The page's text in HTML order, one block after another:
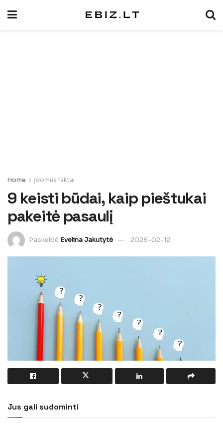
Home Įdomūs faktai
9 keisti būdai, kaip pieštukai
pakeitė pasaulį
Paskelbė Evelina Jakutytė 2026-02-12
Jus gali sudominti